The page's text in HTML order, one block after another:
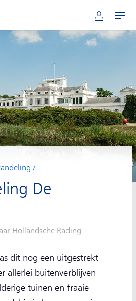
ns.nl Mijn NS
Openen
De
Hollandsche Rading
dit nog een uitgestrekt
allerlei buitenverblijven
tuinen en fraaie